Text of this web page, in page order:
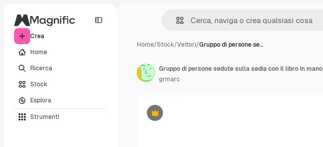
Crea
Home
Ricerca
Stock
Esplora
Strumenti
Home/Stock/Vettori/Gruppo di persone se…
Premium
Gruppo di persone sedute sulla sedia con il libro in mano
grmarc